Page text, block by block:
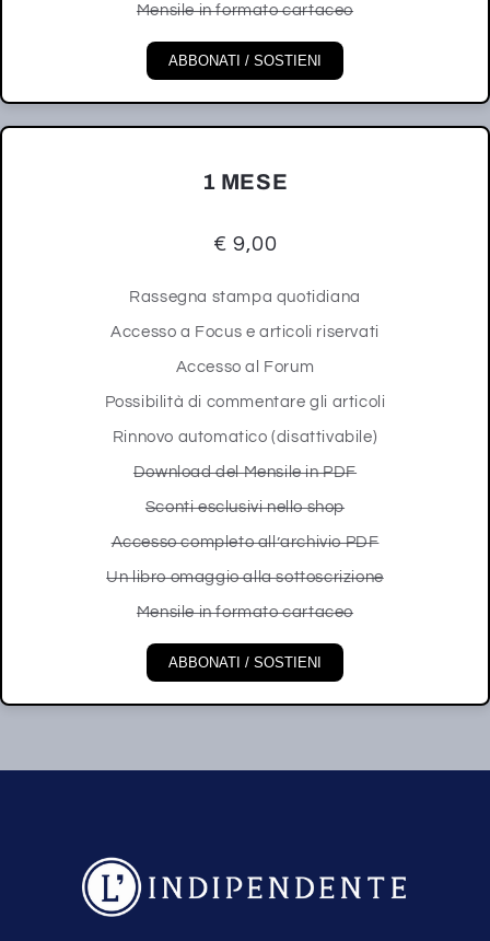
Mensile in formato cartaceo
ABBONATI / SOSTIENI
1 MESE
€ 9,00
Rassegna stampa quotidiana
Accesso a Focus e articoli riservati
Accesso al Forum
Possibilità di commentare gli articoli
Rinnovo automatico (disattivabile)
Download del Mensile in PDF
Sconti esclusivi nello shop
Accesso completo all’archivio PDF
Un libro omaggio alla sottoscrizione
Mensile in formato cartaceo
ABBONATI / SOSTIENI